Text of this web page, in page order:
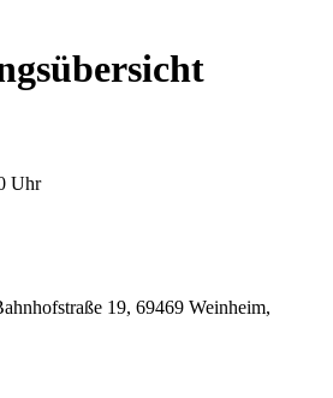
Uhr
19, 69469 Weinheim,